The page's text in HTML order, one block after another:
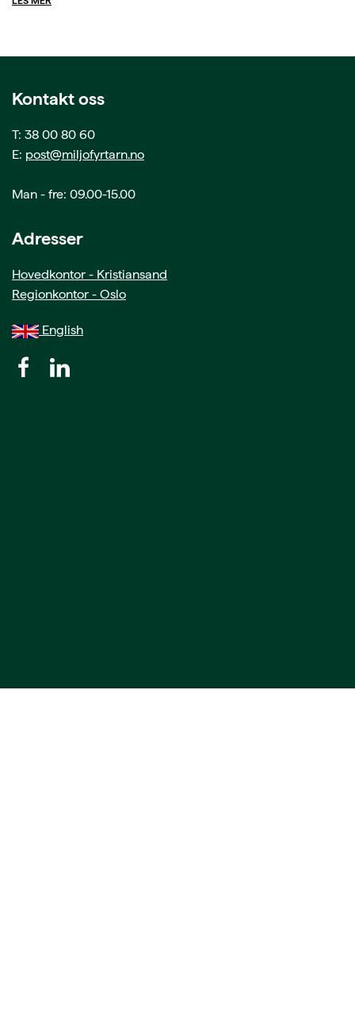
Kontakt oss
T: 38 00 80 60
E: post@miljofyrtarn.no
Man - fre: 09.00-15.00
Adresser
Hovedkontor - Kristiansand
Regionkontor - Oslo
English